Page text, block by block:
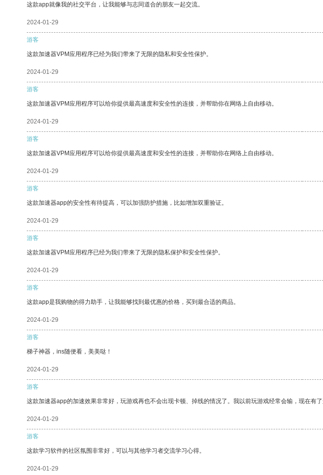
这款app就像我的社交平台，让我能够与志同道合的朋友一起交流。
2024-01-29
游客
这款加速器VPM应用程序已经为我们带来了无限的隐私和安全性保护。
2024-01-29
游客
这款加速器VPM应用程序可以给你提供最高速度和安全性的连接，并帮助你在网络上自由移动。
2024-01-29
游客
这款加速器VPM应用程序可以给你提供最高速度和安全性的连接，并帮助你在网络上自由移动。
2024-01-29
游客
这款加速器app的安全性有待提高，可以加强防护措施，比如增加双重验证。
2024-01-29
游客
这款加速器VPM应用程序已经为我们带来了无限的隐私保护和安全性保护。
2024-01-29
游客
这款app是我购物的得力助手，让我能够找到最优惠的价格，买到最合适的商品。
2024-01-29
游客
梯子神器，ins随便看，美美哒！
2024-01-29
游客
这款加速器app的加速效果非常好，玩游戏再也不会出现卡顿、掉线的情况了。我以前玩游戏经常会输，现在有
2024-01-29
游客
这款学习软件的社区氛围非常好，可以与其他学习者交流学习心得。
2024-01-29